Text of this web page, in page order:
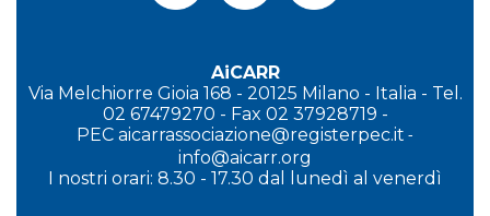
AiCARR
Via Melchiorre Gioia 168 - 20125 Milano - Italia - Tel.
02 67479270 - Fax 02 37928719 -
PEC aicarrassociazione@registerpec.it -
info@aicarr.org
I nostri orari: 8.30 - 17.30 dal lunedì al venerdì